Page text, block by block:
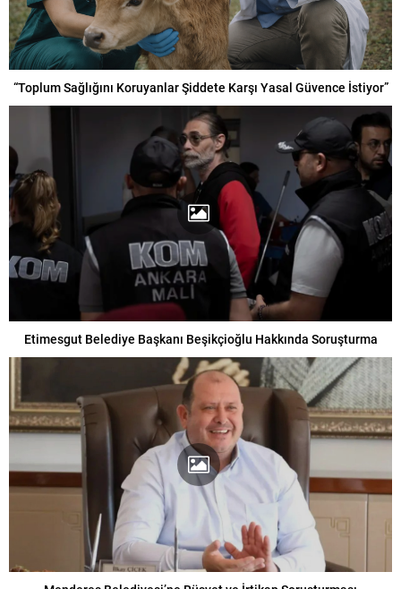
“Toplum Sağlığını Koruyanlar Şiddete Karşı Yasal Güvence İstiyor”
Etimesgut Belediye Başkanı Beşikçioğlu Hakkında Soruşturma